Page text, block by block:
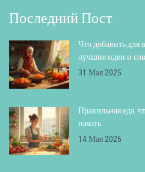
Последний Пост
Что добавить для
лучшие идеи и
31 Мая 2025
Правильная еда:
начать
14 Мая 2025